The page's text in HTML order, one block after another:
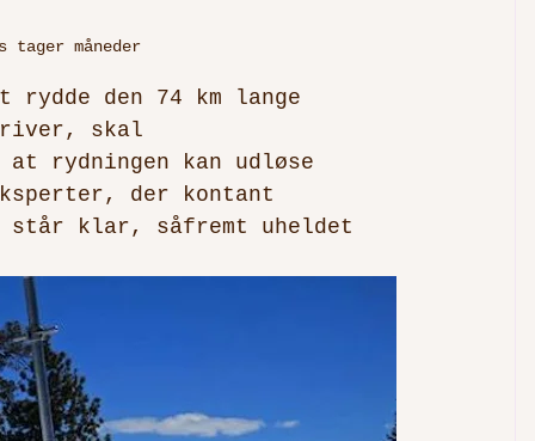
tager måneder
den 74 km lange
skal
rydningen kan udløse
der kontant
står klar, såfremt uheldet